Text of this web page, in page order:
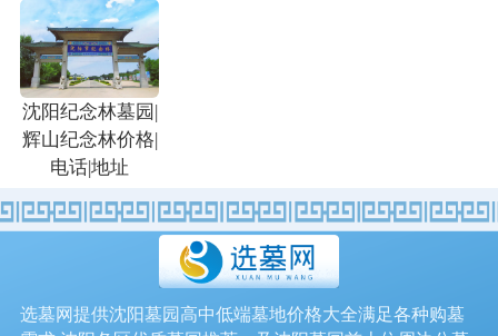
沈阳纪念林墓园|
辉山纪念林价格|
电话|地址
选墓网提供沈阳墓园高中低端墓地价格大全满足各种购墓